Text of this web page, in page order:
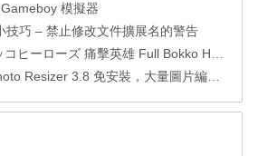
模擬器
技巧 – 禁止修改文件擴展名的警告
ーズ 痛擊英雄 Full Bokko Heros jp.co.drecom.drif APK
3.8 免安裝，大量圖片編輯、轉檔、重新命名工具